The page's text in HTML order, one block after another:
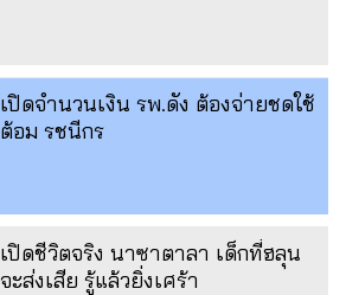
เปิดจำนวนเงิน รพ.ดัง ต้องจ่ายชดใช้
ต้อม รชนีกร
เปิดชีวิตจริง นาซาตาลา เด็กที่ฮลุน
จะส่งเสีย รู้แล้วยิ่งเศร้า